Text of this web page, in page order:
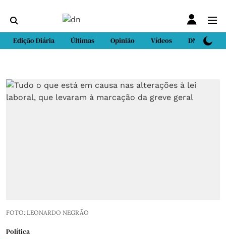
Edição Diária Últimas Opinião Vídeos DN Sport
FOTO: LEONARDO NEGRÃO
Política